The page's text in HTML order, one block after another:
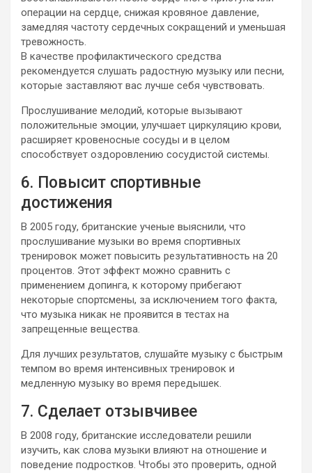
операции на сердце, снижая кровяное давление,
замедляя частоту сердечных сокращений и уменьшая
тревожность.
В качестве профилактического средства
рекомендуется слушать радостную музыку или песни,
которые заставляют вас лучше себя чувствовать.
Прослушивание мелодий, которые вызывают
положительные эмоции, улучшает циркуляцию крови,
расширяет кровеносные сосуды и в целом
способствует оздоровлению сосудистой системы.
6. Повысит спортивные
достижения
В 2005 году, британские ученые выяснили, что
прослушивание музыки во время спортивных
тренировок может повысить результативность на 20
процентов. Этот эффект можно сравнить с
применением допинга, к которому прибегают
некоторые спортсмены, за исключением того факта,
что музыка никак не проявится в тестах на
запрещенные вещества.
Для лучших результатов, слушайте музыку с быстрым
темпом во время интенсивных тренировок и
медленную музыку во время передышек.
7. Сделает отзывчивее
В 2008 году, британские исследователи решили
изучить, как слова музыки влияют на отношение и
поведение подростков. Чтобы это проверить, одной